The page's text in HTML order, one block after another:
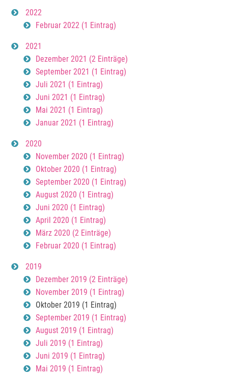
2022
Februar 2022 (1 Eintrag)
2021
Dezember 2021 (2 Einträge)
September 2021 (1 Eintrag)
Juli 2021 (1 Eintrag)
Juni 2021 (1 Eintrag)
Mai 2021 (1 Eintrag)
Januar 2021 (1 Eintrag)
2020
November 2020 (1 Eintrag)
Oktober 2020 (1 Eintrag)
September 2020 (1 Eintrag)
August 2020 (1 Eintrag)
Juni 2020 (1 Eintrag)
April 2020 (1 Eintrag)
März 2020 (2 Einträge)
Februar 2020 (1 Eintrag)
2019
Dezember 2019 (2 Einträge)
November 2019 (1 Eintrag)
Oktober 2019 (1 Eintrag)
September 2019 (1 Eintrag)
August 2019 (1 Eintrag)
Juli 2019 (1 Eintrag)
Juni 2019 (1 Eintrag)
Mai 2019 (1 Eintrag)